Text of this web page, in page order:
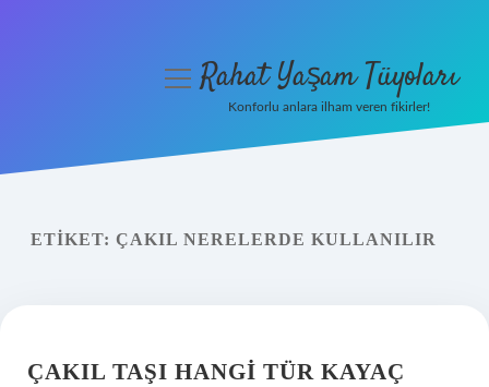
Yasal Uyarı
menüyüRahat Yaşam Tüyoları
Konforlu anlara ilham veren fikirler!
ETIKET: ÇAKIL NERELERDE KULLANILIR
ÇAKIL TAŞI HANGI TÜR KAYAÇ